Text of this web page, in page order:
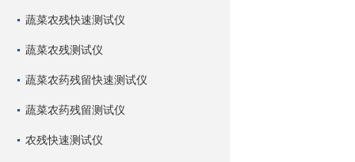
蔬菜农残快速测试仪
蔬菜农残测试仪
蔬菜农药残留快速测试仪
蔬菜农药残留测试仪
农残快速测试仪